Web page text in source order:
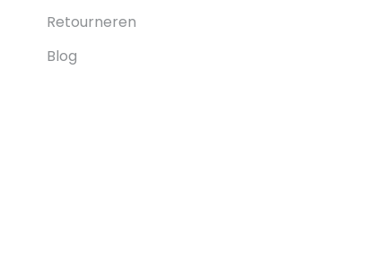
Retourneren
Blog